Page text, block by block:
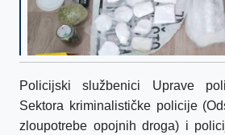
Policijski službenici Uprave
Sektora kriminalističke policije
zloupotrebe opojnih droga) i